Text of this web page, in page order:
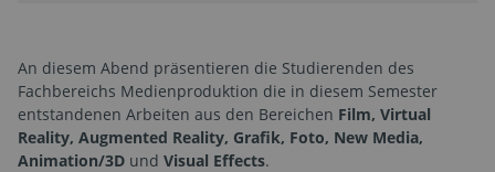
An diesem Abend präsentieren die Studierenden des
Fachbereichs Medienproduktion die in diesem Semester
entstandenen Arbeiten aus den Bereichen Film, Virtual
Reality, Augmented Reality, Grafik, Foto, New Media,
Animation/3D und Visual Effects.